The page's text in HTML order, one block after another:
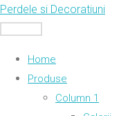
Skip
Perdele si Decoratiuni
Home
Produse
Column 1